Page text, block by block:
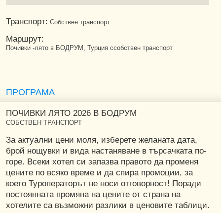
Транспорт: Собствен транспорт
Маршрут:
Почивки -лято в БОДРУМ, Турция ссобствен транспорт
ПРОГРАМА
ПОЧИВКИ ЛЯТО 2026 В БОДРУМ
СОБСТВЕН ТРАНСПОРТ
За актуални цени моля, изберете желаната дата,
брой нощувки и вида настаняване в търсачката по-
горе. Всеки хотел си запазва правото да променя
цените по всяко време и да спира промоции, за
което Туроператорът не носи отговорност! Поради
постоянната промяна на цените от страна на
хотелите са възможни разлики в ценовите таблици.